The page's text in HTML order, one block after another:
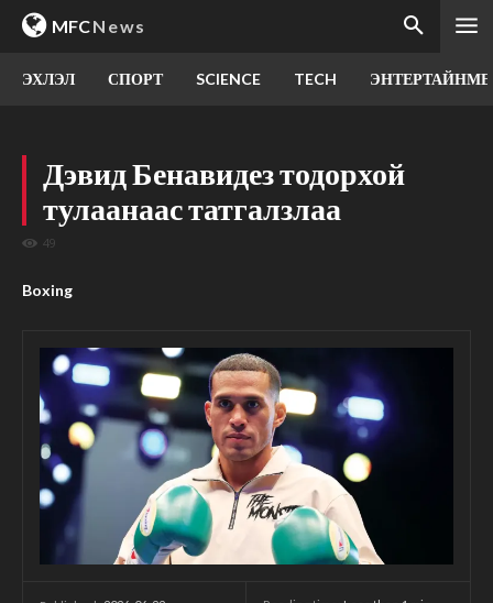
MFCNews
ЭХЛЭЛ СПОРТ SCIENCE TECH
Дэвид Бенавидез тодорхой
тулаанаас татгалзлаа
49
Boxing